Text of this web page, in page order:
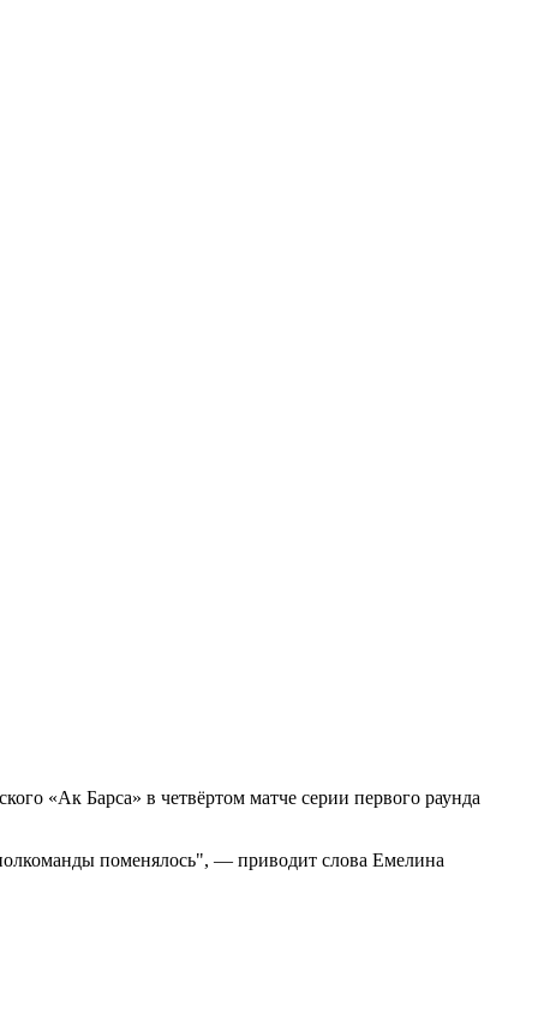
«Ак Барса» в четвёртом матче серии первого раунда
поменялось", — приводит слова Емелина